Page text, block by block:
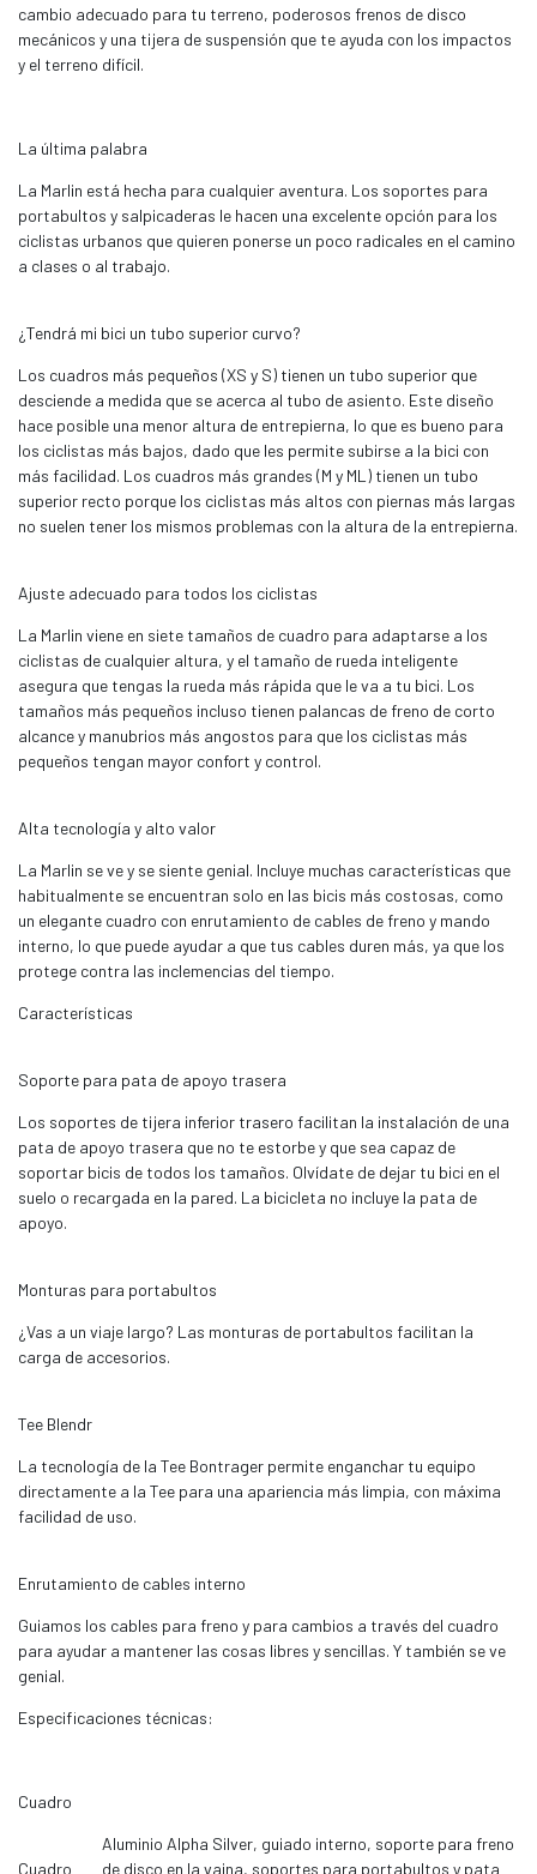
cambio adecuado para tu terreno, poderosos frenos de disco
mecánicos y una tijera de suspensión que te ayuda con los impactos
y el terreno difícil.
La última palabra
La Marlin está hecha para cualquier aventura. Los soportes para
portabultos y salpicaderas le hacen una excelente opción para los
ciclistas urbanos que quieren ponerse un poco radicales en el camino
a clases o al trabajo.
¿Tendrá mi bici un tubo superior curvo?
Los cuadros más pequeños (XS y S) tienen un tubo superior que
desciende a medida que se acerca al tubo de asiento. Este diseño
hace posible una menor altura de entrepierna, lo que es bueno para
los ciclistas más bajos, dado que les permite subirse a la bici con
más facilidad. Los cuadros más grandes (M y ML) tienen un tubo
superior recto porque los ciclistas más altos con piernas más largas
no suelen tener los mismos problemas con la altura de la entrepierna.
Ajuste adecuado para todos los ciclistas
La Marlin viene en siete tamaños de cuadro para adaptarse a los
ciclistas de cualquier altura, y el tamaño de rueda inteligente
asegura que tengas la rueda más rápida que le va a tu bici. Los
tamaños más pequeños incluso tienen palancas de freno de corto
alcance y manubrios más angostos para que los ciclistas más
pequeños tengan mayor confort y control.
Alta tecnología y alto valor
La Marlin se ve y se siente genial. Incluye muchas características que
habitualmente se encuentran solo en las bicis más costosas, como
un elegante cuadro con enrutamiento de cables de freno y mando
interno, lo que puede ayudar a que tus cables duren más, ya que los
protege contra las inclemencias del tiempo.
Características
Soporte para pata de apoyo trasera
Los soportes de tijera inferior trasero facilitan la instalación de una
pata de apoyo trasera que no te estorbe y que sea capaz de
soportar bicis de todos los tamaños. Olvídate de dejar tu bici en el
suelo o recargada en la pared. La bicicleta no incluye la pata de
apoyo.
Monturas para portabultos
¿Vas a un viaje largo? Las monturas de portabultos facilitan la
carga de accesorios.
Tee Blendr
La tecnología de la Tee Bontrager permite enganchar tu equipo
directamente a la Tee para una apariencia más limpia, con máxima
facilidad de uso.
Enrutamiento de cables interno
Guiamos los cables para freno y para cambios a través del cuadro
para ayudar a mantener las cosas libres y sencillas. Y también se ve
genial.
Especificaciones técnicas:
Cuadro
Cuadro
Aluminio Alpha Silver, guiado interno, soporte para freno
de disco en la vaina, soportes para portabultos y pata